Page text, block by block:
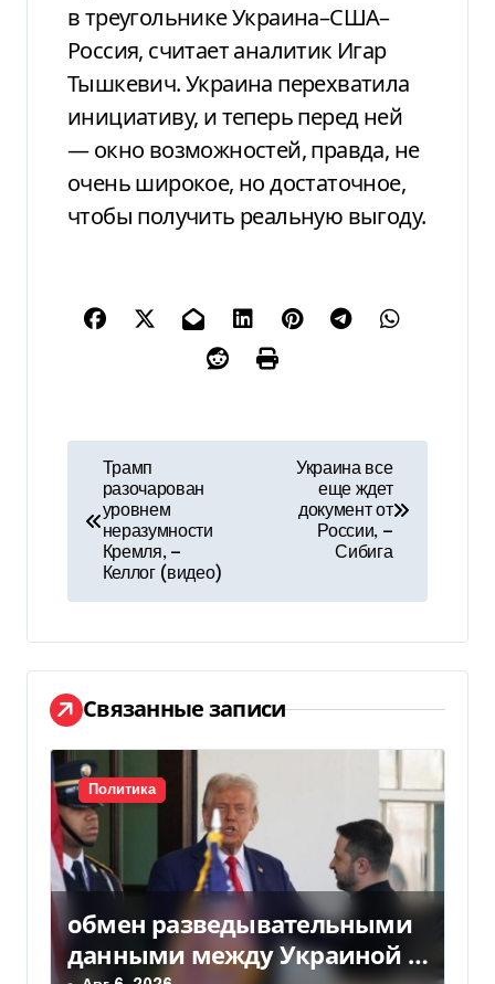
в треугольнике Украина–США–
Россия, считает аналитик Игар
Тышкевич. Украина перехватила
инициативу, и теперь перед ней
— окно возможностей, правда, не
очень широкое, но достаточное,
чтобы получить реальную выгоду.
и
г
а
ц
и
я
п
о
з
Трамп
разочарован
уровнем
неразумности
Кремля, —
Келлог (видео)
Украина все
еще ждет
документ от
России, —
Сибига
Связанные записи
Политика
обмен разведывательными
данными между Украиной и